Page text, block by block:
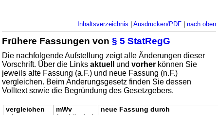
Inhaltsverzeichnis | Ausdrucken/PDF| nach oben
Frühere Fassungen von§ 5 StatRegG
Die nachfolgende Aufstellung zeigt alle Änderungen dieser
Vorschrift. Über die Linksaktuell undvorher können Sie
jeweils alte Fassung (a.F.) und neue Fassung (n.F.)
vergleichen. Beim Änderungsgesetz finden Sie dessen
Volltext sowie die Begründung des Gesetzgebers.
vergleichen
mWv
neue Fassung durch